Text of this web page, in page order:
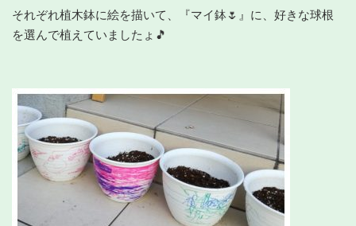
それぞれ植木鉢に絵を描いて、『マイ鉢🌷』に、好きな球根
を選んで植えていましたょ🎵